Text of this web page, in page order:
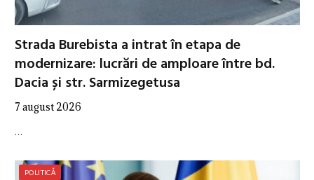
Strada Burebista a intrat în etapa de
modernizare: lucrări de amploare între bd.
Dacia și str. Sarmizegetusa
7 august 2026
…
POLITICĂ